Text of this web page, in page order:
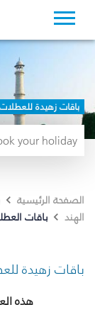
باقات زهيدة
الصفحة الرئيسية
الهند
باقات
باقات زهيدة
هذه